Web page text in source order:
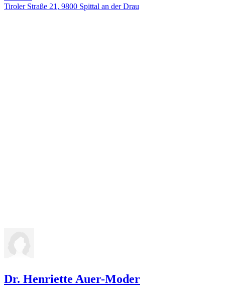
Tiroler Straße 21, 9800 Spittal an der Drau
Dr. Henriette Auer-Moder